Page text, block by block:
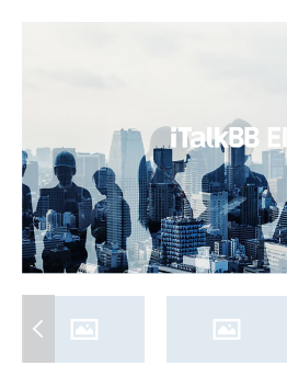
养老 非盈